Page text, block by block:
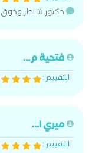
دكتور شاطر
فتحية م...
التقييم :
ميري ا...
التقييم :